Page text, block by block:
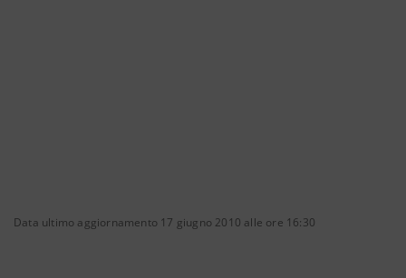
Data ultimo aggiornamento 17 giugno 2010 alle ore 16:30